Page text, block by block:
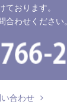
ております。
合わせください。
合わせ